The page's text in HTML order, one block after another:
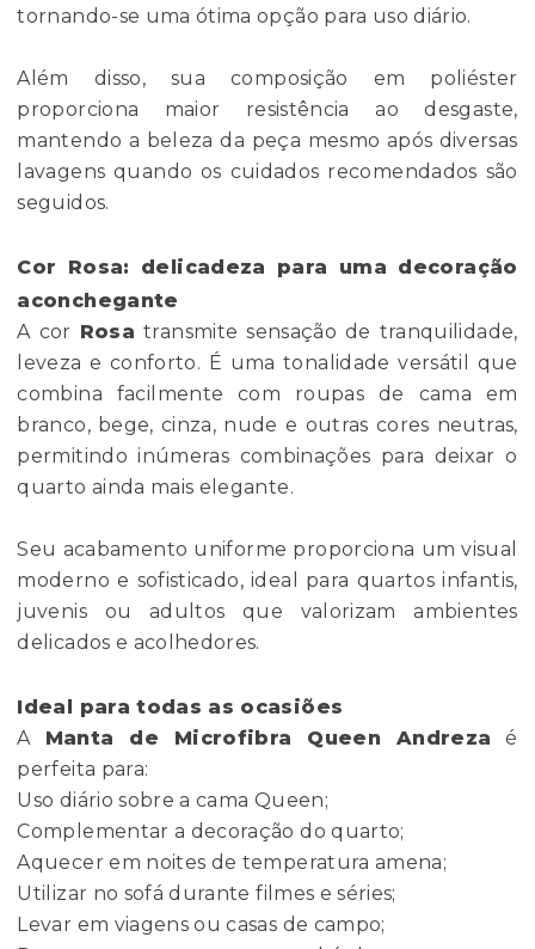
tornando-se uma ótima opção para uso diário.
Além disso, sua composição em poliéster
proporciona maior resistência ao desgaste,
mantendo a beleza da peça mesmo após diversas
lavagens quando os cuidados recomendados são
seguidos.
Cor Rosa: delicadeza para uma decoração
aconchegante
A cor Rosa transmite sensação de tranquilidade,
leveza e conforto. É uma tonalidade versátil que
combina facilmente com roupas de cama em
branco, bege, cinza, nude e outras cores neutras,
permitindo inúmeras combinações para deixar o
quarto ainda mais elegante.
Seu acabamento uniforme proporciona um visual
moderno e sofisticado, ideal para quartos infantis,
juvenis ou adultos que valorizam ambientes
delicados e acolhedores.
Ideal para todas as ocasiões
A Manta de Microfibra Queen Andreza é
perfeita para:
Uso diário sobre a cama Queen;
Complementar a decoração do quarto;
Aquecer em noites de temperatura amena;
Utilizar no sofá durante filmes e séries;
Levar em viagens ou casas de campo;